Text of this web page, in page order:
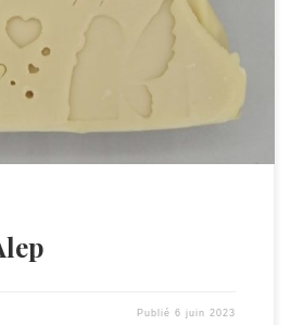
de laurier reconnue pour ses
et assainissantes. 100 %
d’une grande douceur est idéale
Publié6 juin 2023